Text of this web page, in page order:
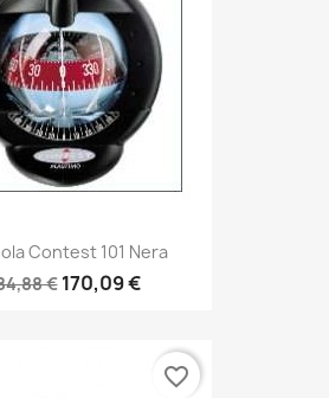
Contest 101 Nera
€ 170,09 €
favorite_border